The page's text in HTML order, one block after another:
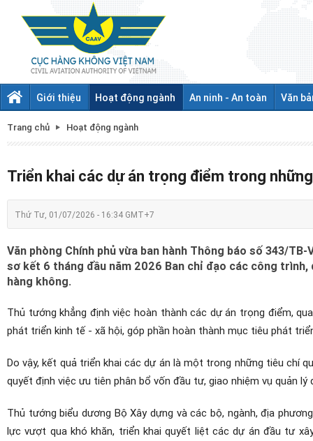
Giới thiệu Hoạt động ngành An ninh - An toàn Văn
Trang chủ Hoạt động ngành
Triển khai các dự án trọng điểm trong
Thứ Tư, 01/07/2026 - 16:34 GMT+7
Văn phòng Chính phủ vừa ban hành Thông báo số 343/
sơ kết 6 tháng đầu năm 2026 Ban chỉ đạo các công
hàng không.
Thủ tướng khẳng định việc hoàn thành các dự án trọng điểm,
phát triển kinh tế - xã hội, góp phần hoàn thành mục tiêu phát
Do vậy, kết quả triển khai các dự án là một trong những tiêu chí
quyết định việc ưu tiên phân bổ vốn đầu tư, giao nhiệm vụ quản
Thủ tướng biểu dương Bộ Xây dựng và các bộ, ngành, địa
lực vượt qua khó khăn, triển khai quyết liệt các dự án đầu tư